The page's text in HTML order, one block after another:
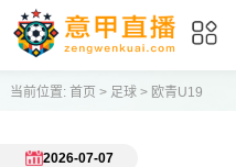
当前位置: 首页 > 足球> 欧青U19
2026-07-07